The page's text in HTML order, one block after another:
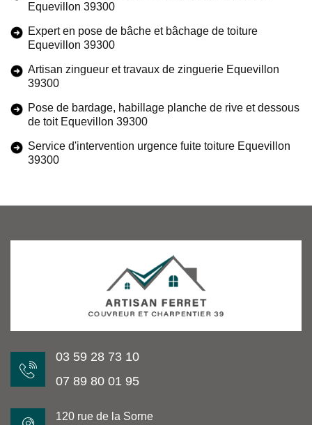
Equevillon 39300
Expert en pose de bâche et bâchage de toiture
Equevillon 39300
Artisan zingueur et travaux de zinguerie Equevillon
39300
Pose de bardage, habillage planche de rive et dessous
de toit Equevillon 39300
Service d'intervention urgence fuite toiture Equevillon
39300
03 59 28 73 10
07 89 80 01 95
120 rue de la Sorne